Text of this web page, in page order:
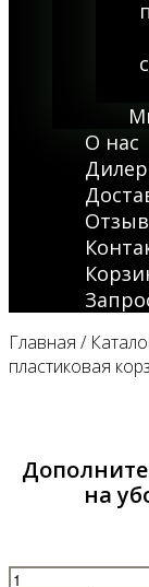
О нас
Главная /
пластиковая
на
Количество